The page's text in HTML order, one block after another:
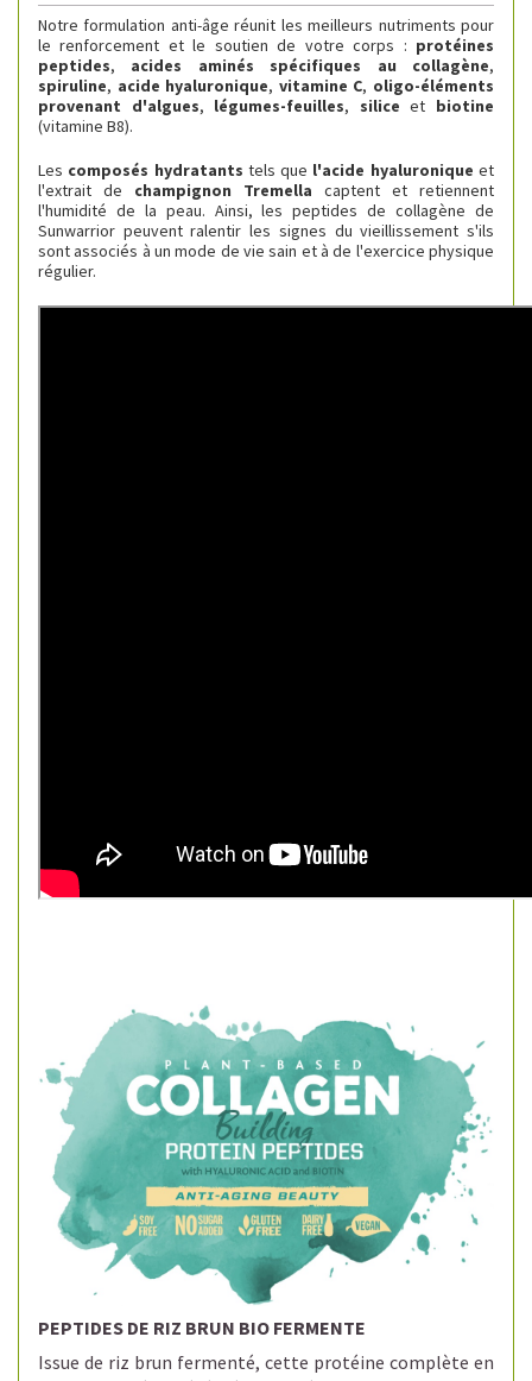
Notre formulation anti-âge réunit les meilleurs nutriments pour
le renforcement et le soutien de votre corps : protéines
peptides, acides aminés spécifiques au collagène,
spiruline, acide hyaluronique, vitamine C, oligo-éléments
provenant d'algues, légumes-feuilles, silice et biotine
(vitamine B8).
Les composés hydratants tels que l'acide hyaluronique et
l'extrait de champignon Tremella captent et retiennent
l'humidité de la peau. Ainsi, les peptides de collagène de
Sunwarrior peuvent ralentir les signes du vieillissement s'ils
sont associés à un mode de vie sain et à de l'exercice physique
régulier.
PEPTIDES DE RIZ BRUN BIO FERMENTE
Issue de riz brun fermenté, cette protéine complète en